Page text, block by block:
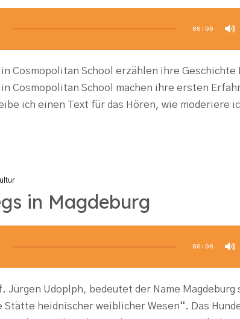
00:00
Cosmopolitan School erzählen ihre Geschichte
Cosmopolitan School machen ihre ersten
ich einen Text für das Hören, wie moderiere
in Magdeburg
00:00
Jürgen Udoplph, bedeutet der Name Magdeburg
Stätte heidnischer weiblicher Wesen“. Das